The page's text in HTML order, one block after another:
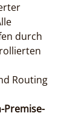
durch
Routing
Premise-